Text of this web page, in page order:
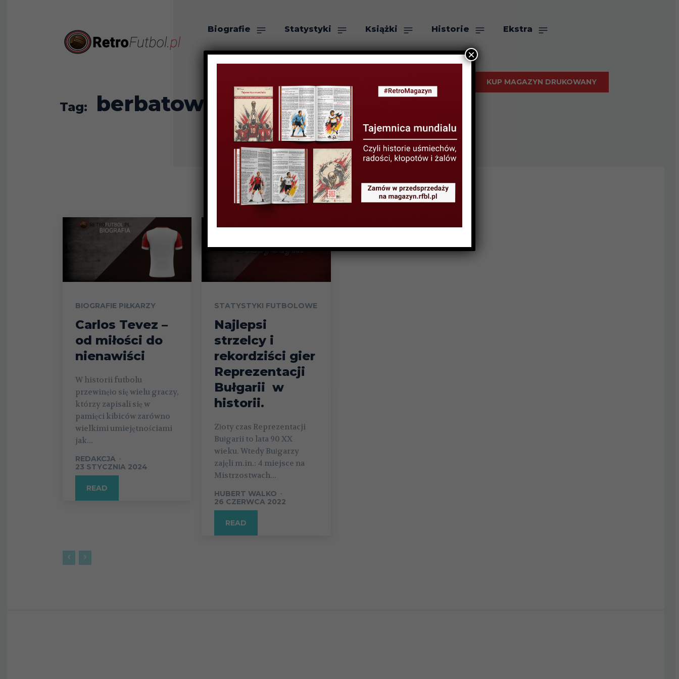
Biografie Statystyki Książki Historie Ekstra
O nas
KUP MAGAZYN DRUKOWANY
Tag: berbatow
BIOGRAFIE PIŁKARZY
Carlos Tevez –
od miłości do
nienawiści
W historii futbolu
przewinęło się wielu graczy,
którzy zapisali się w
pamięci kibiców zarówno
wielkimi umiejętnościami
jak...
REDAKCJA -
23 STYCZNIA 2024
READ
STATYSTYKI FUTBOLOWE
Najlepsi
strzelcy i
rekordziści gier
Reprezentacji
Bułgarii w
historii.
Złoty czas Reprezentacji
Bułgarii to lata 90 XX
wieku. Wtedy Bułgarzy
zajęli m.in.: 4 miejsce na
Mistrzostwach...
HUBERT WALKO -
26 CZERWCA 2022
READ
×